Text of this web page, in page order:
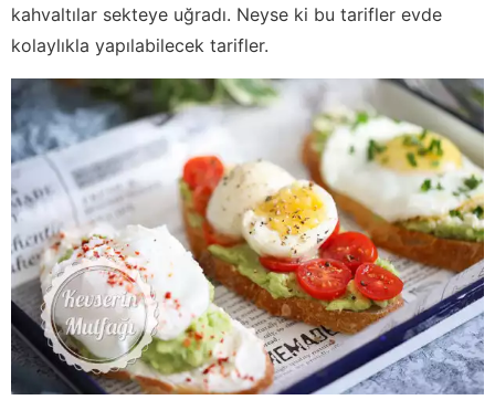
kahvaltılar sekteye uğradı. Neyse ki bu tarifler evde
kolaylıkla yapılabilecek tarifler.